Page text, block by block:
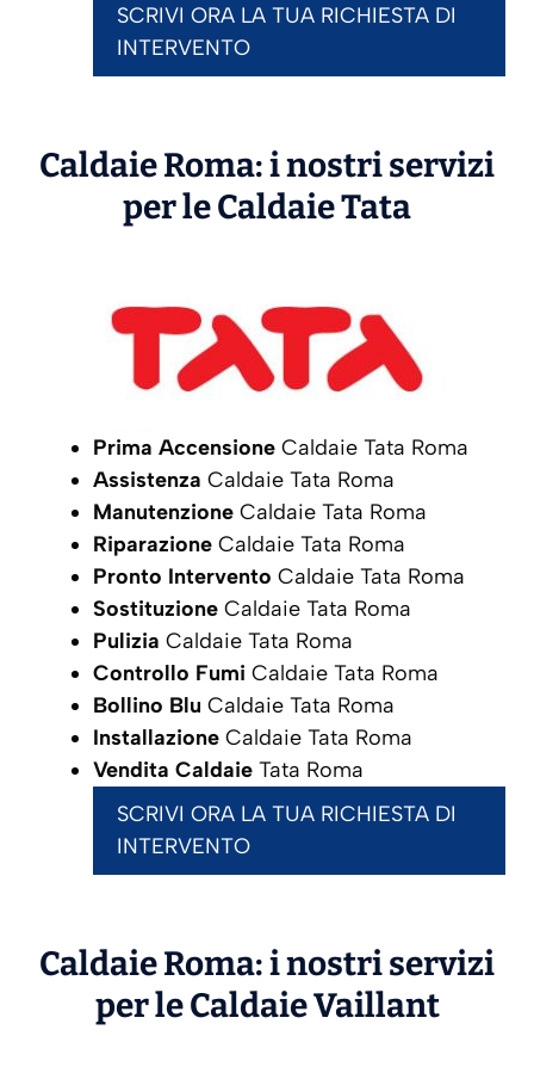
SCRIVI ORA LA TUA RICHIESTA DI
INTERVENTO
Caldaie Roma: i nostri servizi
per le CaldaieTata
Prima Accensione Caldaie Tata Roma
Assistenza Caldaie Tata Roma
Manutenzione Caldaie Tata Roma
Riparazione Caldaie Tata Roma
Pronto Intervento Caldaie Tata Roma
Sostituzione Caldaie Tata Roma
Pulizia Caldaie Tata Roma
Controllo Fumi Caldaie Tata Roma
Bollino Blu Caldaie Tata Roma
Installazione Caldaie Tata Roma
Vendita Caldaie Tata Roma
SCRIVI ORA LA TUA RICHIESTA DI
INTERVENTO
Caldaie Roma: i nostri servizi
per le CaldaieVaillant